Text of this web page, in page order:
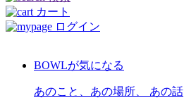
カート
ログイン
BOWLが気になる
あのこと、あの場所、 あの話